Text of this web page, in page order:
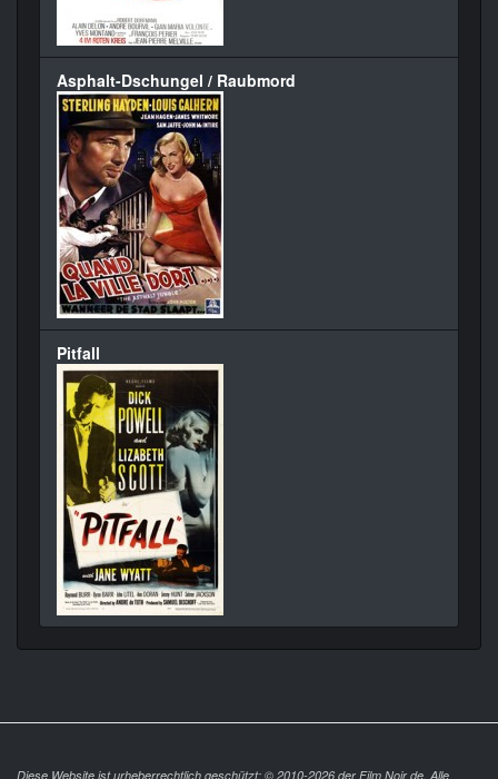
Asphalt-Dschungel / Raubmord
Pitfall
Diese Website ist urheberrechtlich geschützt: © 2010-2026 der Film Noir de. Alle